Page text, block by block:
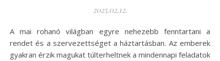
2025.02.12.
A mai rohanó világban egyre nehezebb fenntartani a
rendet és a szervezettséget a háztartásban. Az emberek
gyakran érzik magukat túlterheltnek a mindennapi feladatok